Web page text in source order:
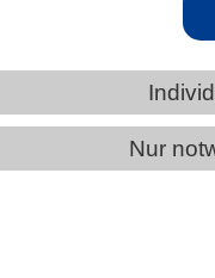
Nur
Deine Zukunft: